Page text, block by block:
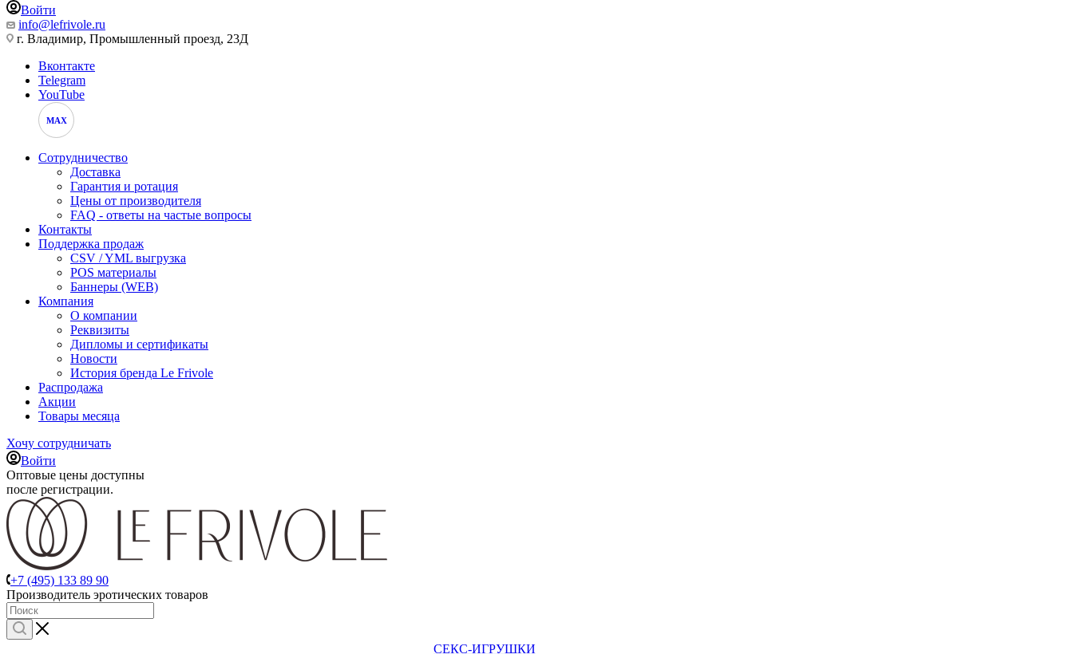
Войти
info@lefrivole.ru
г. Владимир, Промышленный проезд, 23Д
Вконтакте
Telegram
YouTube
MAX
Сотрудничество
Доставка
Гарантия и ротация
Цены от производителя
FAQ - ответы на частые вопросы
Контакты
Поддержка продаж
CSV / YML выгрузка
POS материалы
Баннеры (WEB)
Компания
О компании
Реквизиты
Дипломы и сертификаты
Новости
История бренда Le Frivole
Распродажа
Акции
Товары месяца
Хочу сотрудничать
Войти
Оптовые цены доступны
после регистрации.
+7 (495) 133 89 90
Производитель эротических товаров
СЕКС-ИГРУШКИ